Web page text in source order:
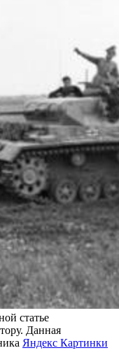
статье
Данная
Яндекс Картинки